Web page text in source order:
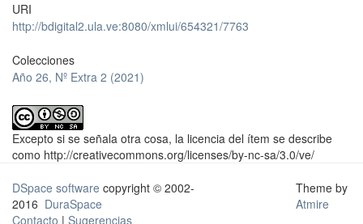
URI
http://bdigital2.ula.ve:8080/xmlui/654321/7763
Colecciones
Año 26, Nº Extra 2 (2021)
Excepto si se señala otra cosa, la licencia del ítem se describe
como http://creativecommons.org/licenses/by-nc-sa/3.0/ve/
DSpace software copyright © 2002-
2016 DuraSpace
Contacto | Sugerencias
Theme by
Atmire